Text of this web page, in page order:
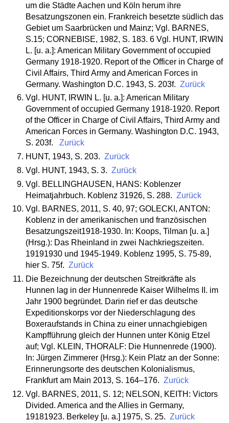
um die Städte Aachen und Köln herum ihre
Besatzungszonen ein. Frankreich besetzte südlich das
Gebiet um Saarbrücken und Mainz; Vgl. BARNES,
S.15; CORNEBISE, 1982, S. 183. 6 Vgl. HUNT, IRWIN
L. [u. a.]: American Military Government of occupied
Germany 1918-1920. Report of the Officer in Charge of
Civil Affairs, Third Army and American Forces in
Germany. Washington D.C. 1943, S. 203f. Zurück
Vgl. HUNT, IRWIN L. [u. a.]: American Military
Government of occupied Germany 1918-1920. Report
of the Officer in Charge of Civil Affairs, Third Army and
American Forces in Germany. Washington D.C. 1943,
S. 203f. Zurück
HUNT, 1943, S. 203. Zurück
Vgl. HUNT, 1943, S. 3. Zurück
Vgl. BELLINGHAUSEN, HANS: Koblenzer
Heimatjahrbuch. Koblenz 31926, S. 288. Zurück
Vgl. BARNES, 2011, S. 40, 97; GOLECKI, ANTON:
Koblenz in der amerikanischen und französischen
Besatzungszeit1918-1930. In: Koops, Tilman [u. a.]
(Hrsg.): Das Rheinland in zwei Nachkriegszeiten.
19191930 und 1945-1949. Koblenz 1995, S. 75-89,
hier S. 75f. Zurück
Die Bezeichnung der deutschen Streitkräfte als
Hunnen lag in der Hunnenrede Kaiser Wilhelms II. im
Jahr 1900 begründet. Darin rief er das deutsche
Expeditionskorps vor der Niederschlagung des
Boxeraufstands in China zu einer unnachgiebigen
Kampfführung gleich der Hunnen unter König Etzel
auf; Vgl. KLEIN, THORALF: Die Hunnenrede (1900).
In: Jürgen Zimmerer (Hrsg.): Kein Platz an der Sonne:
Erinnerungsorte des deutschen Kolonialismus,
Frankfurt am Main 2013, S. 164–176. Zurück
Vgl. BARNES, 2011, S. 12; NELSON, KEITH: Victors
Divided. America and the Allies in Germany,
19181923. Berkeley [u. a.] 1975, S. 25. Zurück